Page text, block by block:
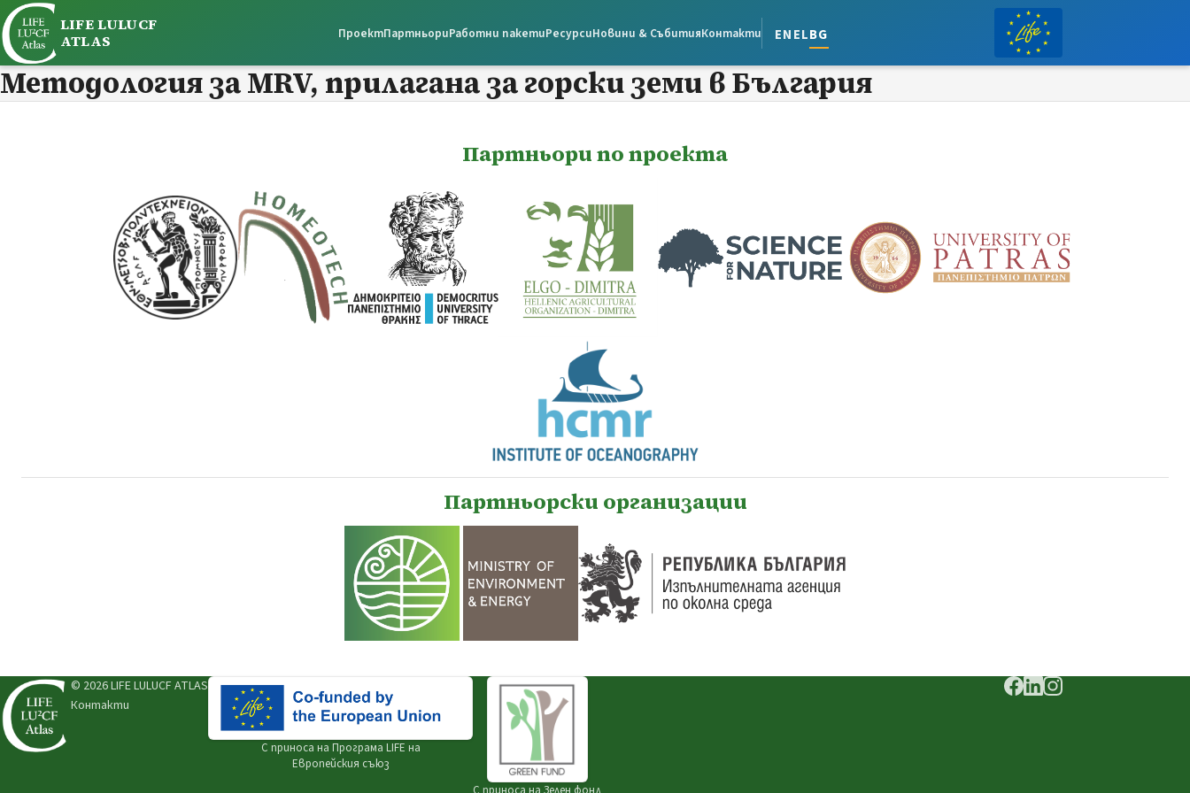
LIFE LULUCF
ATLAS
ПроектПартньориРаботни пакетиРесурсиНовини & СъбитияКонтакти enelbg
Методология за MRV, прилагана за горски земи в България
Партньори по проекта
Партньорски организации
© 2026 LIFE LULUCF ATLAS
Контакти
С приноса на Програма LIFE на
Европейския съюз